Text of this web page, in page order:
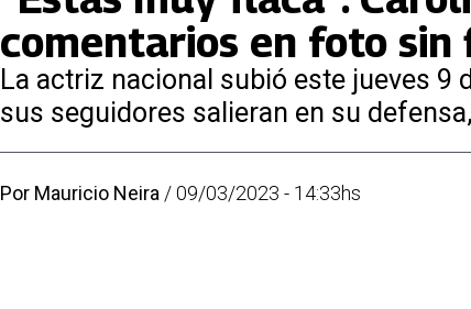
comentarios en foto
La actriz nacional subió este jueves
sus seguidores salieran en su
Por Mauricio Neira /09/03/2023 - 14:33hs